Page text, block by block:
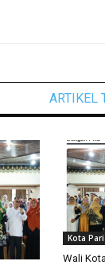
ARTIKEL
Kota
Wali